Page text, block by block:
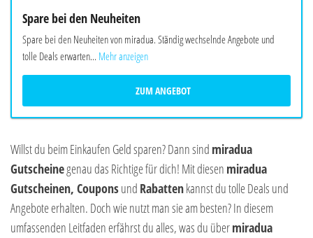
Spare bei den Neuheiten
Spare bei den Neuheiten von miradua. Ständig wechselnde Angebote und
tolle Deals erwarten... Mehr anzeigen
ZUM ANGEBOT
Willst du beim Einkaufen Geld sparen? Dann sind miradua
Gutscheinegenau das Richtige für dich! Mit diesen miradua
Gutscheinen, Couponsund Rabattenkannst du tolle Deals und
Angebote erhalten. Doch wie nutzt man sie am besten? In diesem
umfassenden Leitfaden erfährst du alles, was du übermiradua